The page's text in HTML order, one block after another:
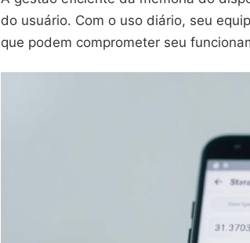
do usuário. Com o uso diário, seu
que podem comprometer seu